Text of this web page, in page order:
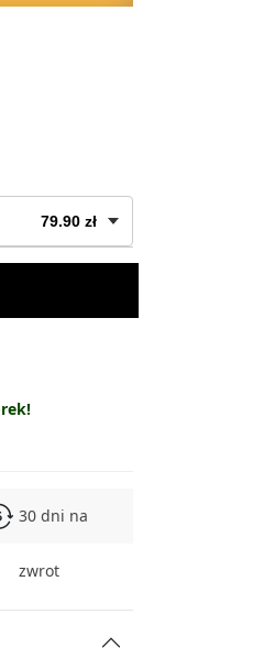
79.90 zł
119.90 zł
469.90 zł
30 dni na
zwrot